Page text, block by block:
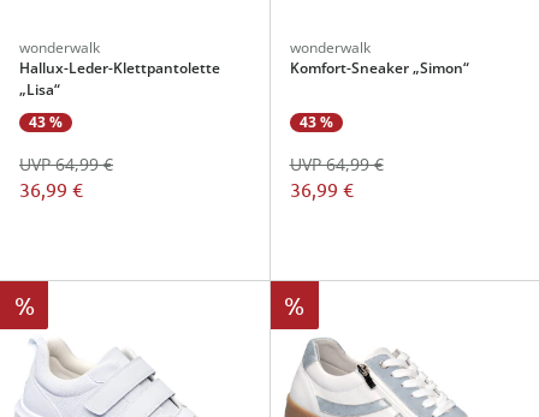
wonderwalk
Hallux-Leder-Klettpantolette
„Lisa“
43 %
36,99 €
UVP 64,99 €
wonderwalk
Komfort-Sneaker „Simon“
43 %
36,99 €
UVP 64,99 €
% %